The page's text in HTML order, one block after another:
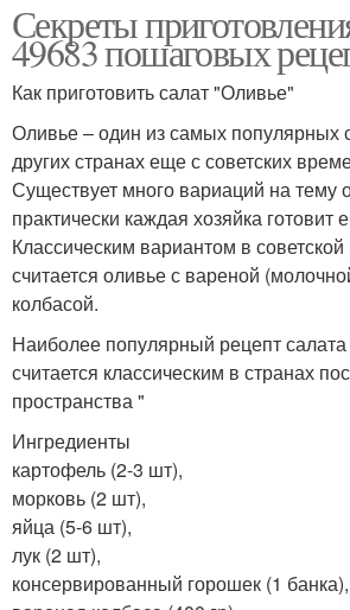
Секреты
49683 пошаговых
Как приготовить салат "Оливье"
Оливье – один из самых популярных
других странах еще с советских
Существует много вариаций на тему
практически каждая хозяйка готовит
Классическим вариантом в
считается оливье с вареной
колбасой.
Наиболее популярный рецепт
считается классическим в странах
пространства "
Ингредиенты
картофель (2-3 шт),
морковь (2 шт),
яйца (5-6 шт),
лук (2 шт),
консервированный горошек (1 банка),